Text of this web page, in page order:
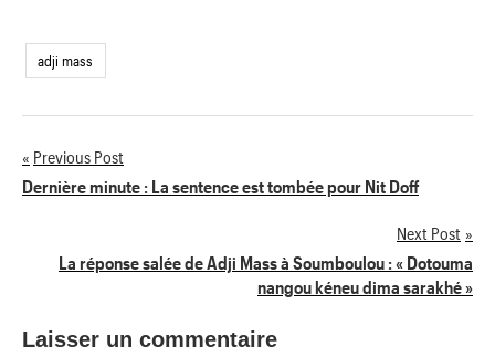
adji mass
Navigation
l’article
Previous Post
Dernière minute : La sentence est tombée pour Nit Doff
Next Post
La réponse salée de Adji Mass à Soumboulou : « Dotouma
nangou kéneu dima sarakhé »
Laisser un commentaire